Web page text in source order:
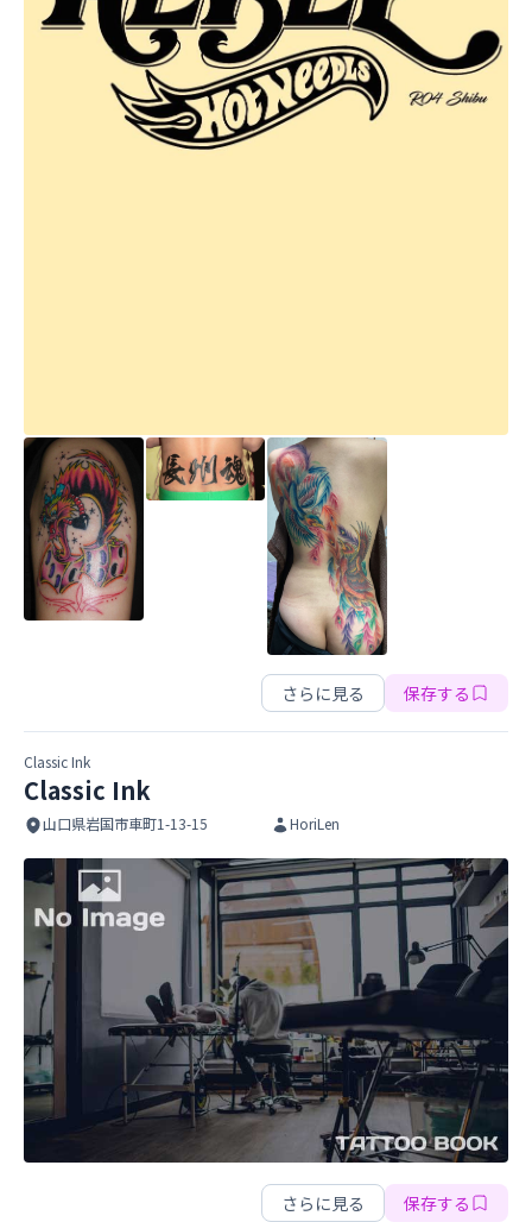
さらに見る 保存する
Classic Ink
Classic Ink
山口県岩国市車町1-13-15 HoriLen
Classic Ink
さらに見る 保存する